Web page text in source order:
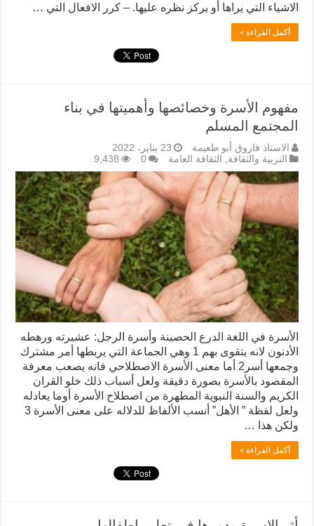
الاشياء التي يراها أو يركز نظره عليها. – كرر الافعال التي …
أكمل القراءة »
مفهوم الأسرة وخصائصها وأهميتها في بناء
المجتمع المسلم
الاستاذ فاروق أبو طعيمة
23 يناير، 2022
التربية والثقافة, الثقافة العامة 0
9,438
الأسرة في اللغة الدرع الحصينة وأسرة الرجل: عشيرته ورهطه
الأدنون لانه يتقوى بهم 1 وهي الجماعة التي يربطها أمر مشترك
وجمعها أسر2 أما معنى الأسرة الاصطلاحي فانه يصعب معرفة
المقصود بالأسرة بصورة دقيقة ولعل أسباب ذلك خلو القران
الكريم والسنة النبوية المطهرة من اصطلاح الأسرة أوما يعادله
ولعل لفظة ” الأهل” أنسب الألفاظ للدلاله على معنى الأسرة 3
ولكن هذا …
أكمل القراءة »